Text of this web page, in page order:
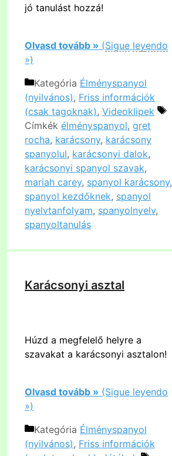
jó tanulást hozzá!
Olvasd tovább » (Sigue leyendo
»)
Kategória Élményspanyol
(nyilvános), Friss információk
(csak tagoknak), Videoklipek
Címkék élményspanyol, gret
rocha, karácsony, karácsony
spanyolul, karácsonyi dalok,
karácsonyi spanyol szavak,
mariah carey, spanyol karácsony,
spanyol kezdőknek, spanyol
nyelvtanfolyam, spanyolnyelv,
spanyoltanulás
Karácsonyi asztal
Húzd a megfelelő helyre a
szavakat a karácsonyi asztalon!
Olvasd tovább » (Sigue leyendo
»)
Kategória Élményspanyol
(nyilvános), Friss információk